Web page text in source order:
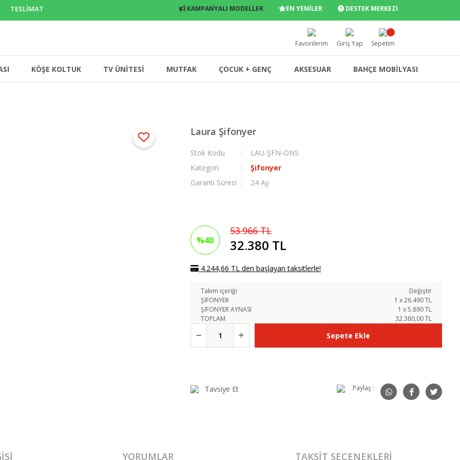
KAMPANYALI MODELLER EN YENİLER DESTEK MERKEZİ
Favorilerim Giriş Yap Sepetim
KÖŞE KOLTUK TV ÜNİTESİ MUTFAK ÇOCUK + GENÇ AKSESUAR BAHÇE MOBİLYASI
Laura Şifonyer
Stok Kodu
LAU-ŞFN-ONS
Kategori
Şifonyer
Garanti Süresi
24 Ay
%40
53.966 TL
32.380 TL
4.244,66 TL den başlayan taksitlerle!
Takım içeriği
Değiştir
ŞİFONYER
1 x26.490TL
ŞİFONYER AYNASI
1 x5.890TL
TOPLAM
32.380,00 TL
Sepete Ekle
Tavsiye Et Paylaş :
YORUMLAR TAKSIT SEÇENEKLERI